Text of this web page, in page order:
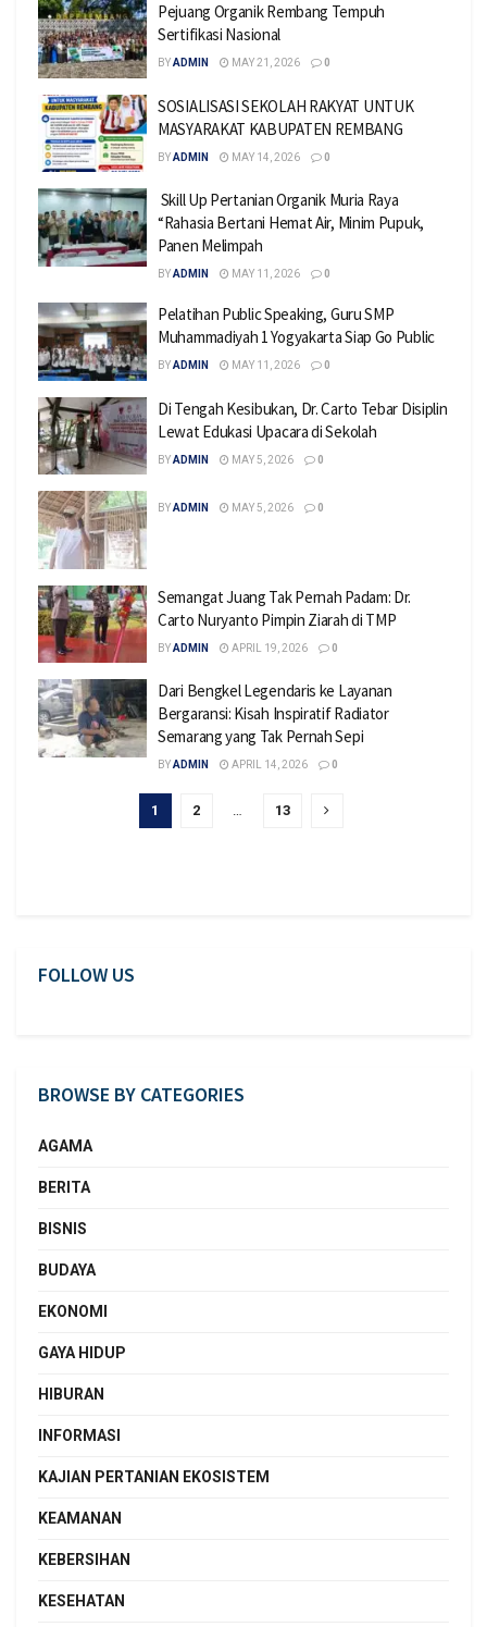
Pejuang Organik Rembang Tempuh
Sertifikasi Nasional
BYADMIN MAY 21, 2026 0
SOSIALISASI SEKOLAH RAKYAT UNTUK
MASYARAKAT KABUPATEN REMBANG
BYADMIN MAY 14, 2026 0
Skill Up Pertanian Organik Muria Raya
“Rahasia Bertani Hemat Air, Minim Pupuk,
Panen Melimpah
BYADMIN MAY 11, 2026 0
Pelatihan Public Speaking, Guru SMP
Muhammadiyah 1 Yogyakarta Siap Go Public
BYADMIN MAY 11, 2026 0
Di Tengah Kesibukan, Dr. Carto Tebar Disiplin
Lewat Edukasi Upacara di Sekolah
BYADMIN MAY 5, 2026 0
BYADMIN MAY 5, 2026 0
Semangat Juang Tak Pernah Padam: Dr.
Carto Nuryanto Pimpin Ziarah di TMP
BYADMIN APRIL 19, 2026 0
Dari Bengkel Legendaris ke Layanan
Bergaransi: Kisah Inspiratif Radiator
Semarang yang Tak Pernah Sepi
BYADMIN APRIL 14, 2026 0
1 2 … 13
FOLLOW US
BROWSE BY CATEGORIES
AGAMA
BERITA
BISNIS
BUDAYA
EKONOMI
GAYA HIDUP
HIBURAN
INFORMASI
KAJIAN PERTANIAN EKOSISTEM
KEAMANAN
KEBERSIHAN
KESEHATAN